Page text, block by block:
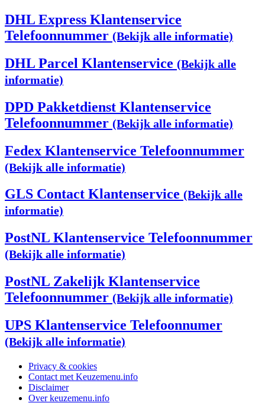
DHL Express Klantenservice
Telefoonnummer (Bekijk alle informatie)
DHL Parcel Klantenservice (Bekijk alle
informatie)
DPD Pakketdienst Klantenservice
Telefoonnummer (Bekijk alle informatie)
Fedex Klantenservice Telefoonnummer
(Bekijk alle informatie)
GLS Contact Klantenservice (Bekijk alle
informatie)
PostNL Klantenservice Telefoonnummer
(Bekijk alle informatie)
PostNL Zakelijk Klantenservice
Telefoonnummer (Bekijk alle informatie)
UPS Klantenservice Telefoonnumer
(Bekijk alle informatie)
Privacy & cookies
Contact met Keuzemenu.info
Disclaimer
Over keuzemenu.info